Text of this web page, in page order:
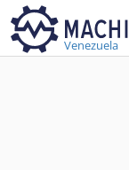
Venezuela